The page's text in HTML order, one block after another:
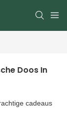
Doos In
cadeaus